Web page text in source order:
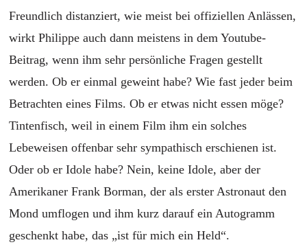
Freundlich distanziert, wie meist bei offiziellen Anlässen,
wirkt Philippe auch dann meistens in dem Youtube-
Beitrag, wenn ihm sehr persönliche Fragen gestellt
werden. Ob er einmal geweint habe? Wie fast jeder beim
Betrachten eines Films. Ob er etwas nicht essen möge?
Tintenfisch, weil in einem Film ihm ein solches
Lebeweisen offenbar sehr sympathisch erschienen ist.
Oder ob er Idole habe? Nein, keine Idole, aber der
Amerikaner Frank Borman, der als erster Astronaut den
Mond umflogen und ihm kurz darauf ein Autogramm
geschenkt habe, das „ist für mich ein Held“.